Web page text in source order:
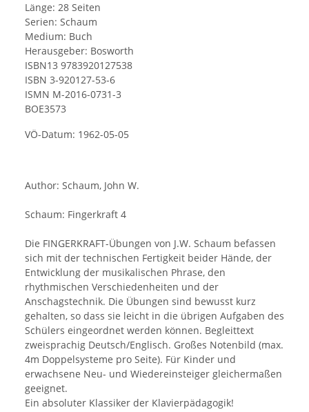
Länge: 28 Seiten
Serien: Schaum
Medium: Buch
Herausgeber: Bosworth
ISBN13 9783920127538
ISBN 3-920127-53-6
ISMN M-2016-0731-3
BOE3573
VÖ-Datum: 1962-05-05
Author: Schaum, John W.
Schaum: Fingerkraft 4
Die FINGERKRAFT-Übungen von J.W. Schaum befassen
sich mit der technischen Fertigkeit beider Hände, der
Entwicklung der musikalischen Phrase, den
rhythmischen Verschiedenheiten und der
Anschagstechnik. Die Übungen sind bewusst kurz
gehalten, so dass sie leicht in die übrigen Aufgaben des
Schülers eingeordnet werden können. Begleittext
zweisprachig Deutsch/Englisch. Großes Notenbild (max.
4m Doppelsysteme pro Seite). Für Kinder und
erwachsene Neu- und Wiedereinsteiger gleichermaßen
geeignet.
Ein absoluter Klassiker der Klavierpädagogik!